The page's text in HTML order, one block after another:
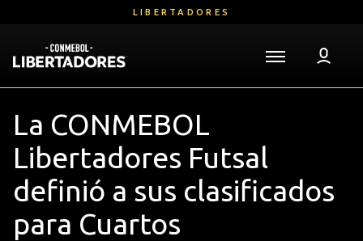
contenido
principal
LIBERTADORES
Mega
Navigation
La CONMEBOL
Libertadores Futsal
definió a sus clasificados
para Cuartos